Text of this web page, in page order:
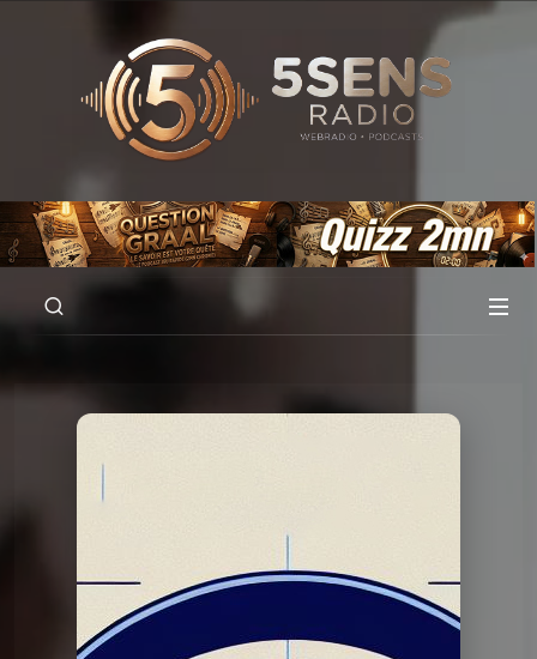
Dans mon tiroir
DMT du 06 02 2024